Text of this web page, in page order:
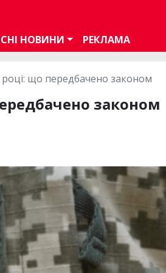
НОВИНИ РЕКЛАМА
році: що передбачено законом
законом